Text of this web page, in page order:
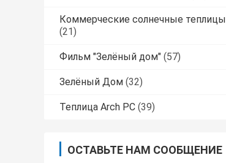
Коммерческие солнечные теплицы
(21)
Фильм "Зелёный дом" (57)
Зелёный Дом (32)
Теплица Arch PC (39)
ОСТАВЬТЕ НАМ СООБЩЕНИЕ